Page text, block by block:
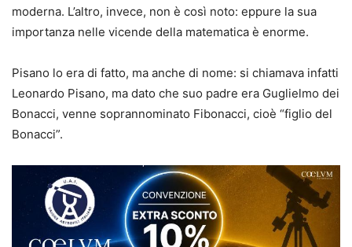
moderna. L’altro, invece, non è così noto: eppure la sua
importanza nelle vicende della matematica è enorme.
Pisano lo era di fatto, ma anche di nome: si chiamava infatti
Leonardo Pisano, ma dato che suo padre era Guglielmo dei
Bonacci, venne soprannominato Fibonacci, cioè “figlio del
Bonacci”.